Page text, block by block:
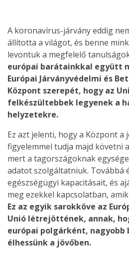
A koronavírus-járvány eddig
állította a világot, és benne
levontuk a megfelelő
európai barátainkkal együtt
Európai Járványvédelmi és
Központ szerepét, hogy az
felkészültebbek legyenek a
helyzetekre.
Ez azt jelenti, hogy a Központ a
figyelemmel tudja majd követni
mert a tagországoknak
adatot szolgáltatniuk. Továbbá
egészségügyi kapacitásait, és
meg ezekkel kapcsolatban,
Ez az egyik sarokköve az
Unió létrejöttének, annak,
európai polgárként, nagyobb
élhessünk a jövőben.